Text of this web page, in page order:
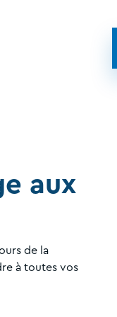
aux
de la
à toutes vos